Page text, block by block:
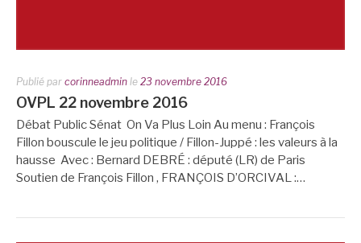
Publié par corinneadmin le 23 novembre 2016
OVPL 22 novembre 2016
Débat Public Sénat On Va Plus Loin Au menu : François
Fillon bouscule le jeu politique / Fillon-Juppé : les valeurs à la
hausse Avec : Bernard DEBRÉ : député (LR) de Paris
Soutien de François Fillon , FRANÇOIS D’ORCIVAL :…